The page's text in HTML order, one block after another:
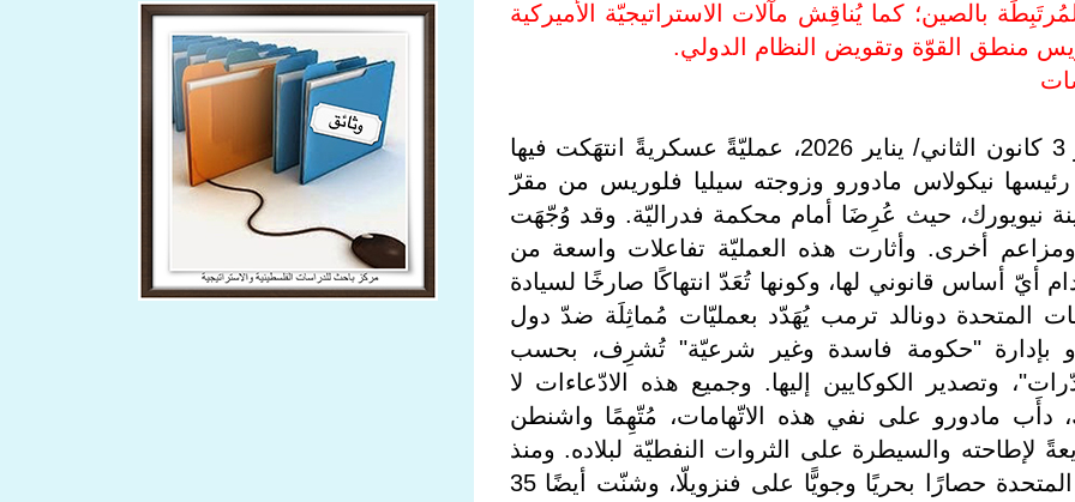
بالصين؛ كما يُناقِش مآلات الاستراتيجيّة الأميركية
منطق القوّة وتقويض النظام الدولي.
نفّذت الولايات المتحدة الأميركية، فَجْر 3 كانون الثاني/ يناير 2026، عمليّةً عسكريةً انتهَكت فيها
نيكولاس مادورو وزوجته سيليا فلوريس من مقرّ
نيويورك، حيث عُرِضَا أمام محكمة فدراليّة. وقد وُجّهَت
ومزاعم أخرى. وأثارت هذه العمليّة تفاعلات واسعة من
أيّ أساس قانوني لها، وكونها تُعَدّ انتهاكًا صارخًا لسيادة
المتحدة دونالد ترمب يُهَدّد بعمليّات مُماثِلَة ضدّ دول
بإدارة "حكومة فاسدة وغير شرعيّة" تُشرِف، بحسب
وتصدير الكوكايين إليها. وجميع هذه الادّعاءات لا
دأَب مادورو على نفي هذه الاتّهامات، مُتّهِمًا واشنطن
لإطاحته والسيطرة على الثروات النفطيّة لبلاده. ومنذ
أيلول/ سبتمبر 2025، فرَضت الولايات المتحدة حصارًا بحريًا وجويًّا على فنزويلّا، وشنّت أيضًا 35